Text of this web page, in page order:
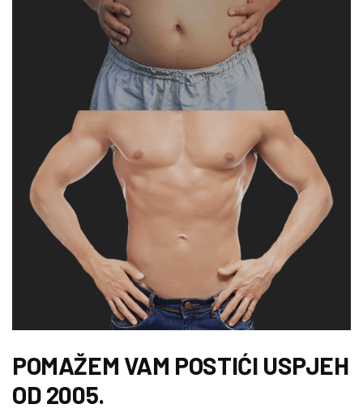
POMAŽEM VAM POSTIĆI USPJEH
OD 2005.